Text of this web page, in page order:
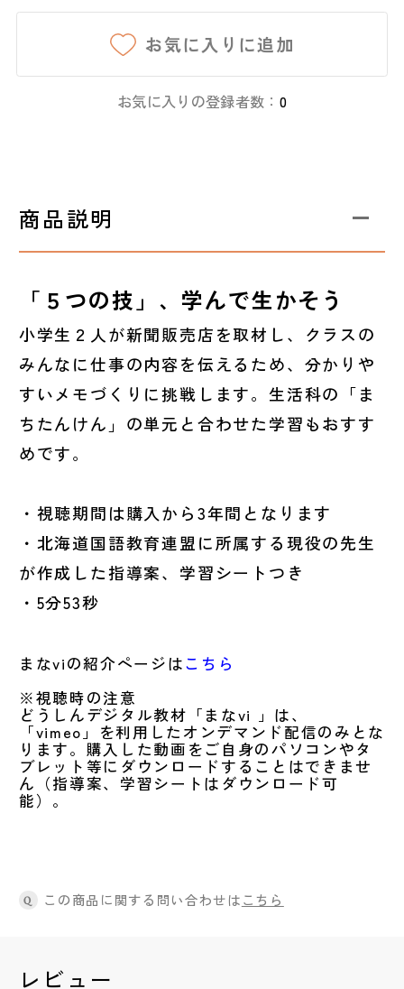
お気に入りに追加
お気に入りの登録者数： 0
商品説明
「５つの技」、学んで生かそう
小学生２人が新聞販売店を取材し、クラスの
みんなに仕事の内容を伝えるため、分かりや
すいメモづくりに挑戦します。生活科の「ま
ちたんけん」の単元と合わせた学習もおすす
めです。
・視聴期間は購入から3年間となります
・北海道国語教育連盟に所属する現役の先生
が作成した指導案、学習シートつき
・5分53秒
まなviの紹介ページはこちら
※視聴時の注意
どうしんデジタル教材「まなvi 」は、
「vimeo」を利用したオンデマンド配信のみとな
ります。購入した動画をご自身のパソコンやタ
ブレット等にダウンロードすることはできませ
ん（指導案、学習シートはダウンロード可
能）。
Q この商品に関する問い合わせはこちら
レビュー